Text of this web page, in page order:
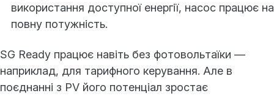
використання доступної енергії, насос працює на
повну потужність.
SG Ready працює навіть без фотовольтаїки —
наприклад, для тарифного керування. Але в
поєднанні з PV його потенціал зростає